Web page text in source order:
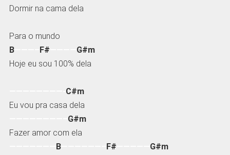
Dormir na cama dela
Para o mundo
B———– F#
G#m
Hoje eu sou 100% dela
C#m
Eu vou pra casa dela
G#m
Fazer amor com ela
B——————– F#
G#m